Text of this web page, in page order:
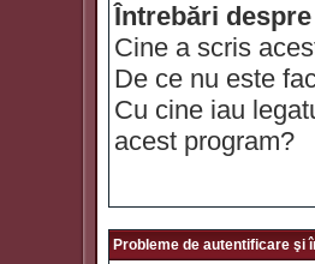
Întrebări
Cine a scris
De ce nu este
Cu cine iau
acest program?
Probleme de autentificare şi